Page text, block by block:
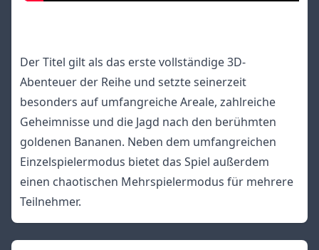
Der Titel gilt als das erste vollständige 3D-
Abenteuer der Reihe und setzte seinerzeit
besonders auf umfangreiche Areale, zahlreiche
Geheimnisse und die Jagd nach den berühmten
goldenen Bananen. Neben dem umfangreichen
Einzelspielermodus bietet das Spiel außerdem
einen chaotischen Mehrspielermodus für mehrere
Teilnehmer.